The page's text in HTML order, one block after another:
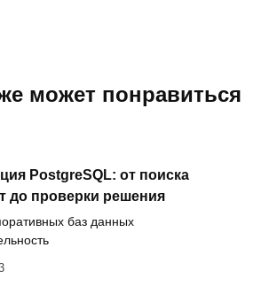
может понравиться
PostgreSQL: от поиска
до проверки решения
баз данных